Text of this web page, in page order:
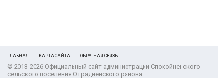
ГЛАВНАЯ КАРТА САЙТА ОБРАТНАЯ СВЯЗЬ
© 2013-2026 Официальный сайт администрации Спокойненского
сельского поселения Отрадненского района